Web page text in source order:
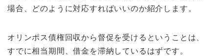
場合、どのように対応すればいいのか紹介します。
オリンポス債権回収から督促を受けるということは、
すでに相当期間、借金を滞納しているはずです。